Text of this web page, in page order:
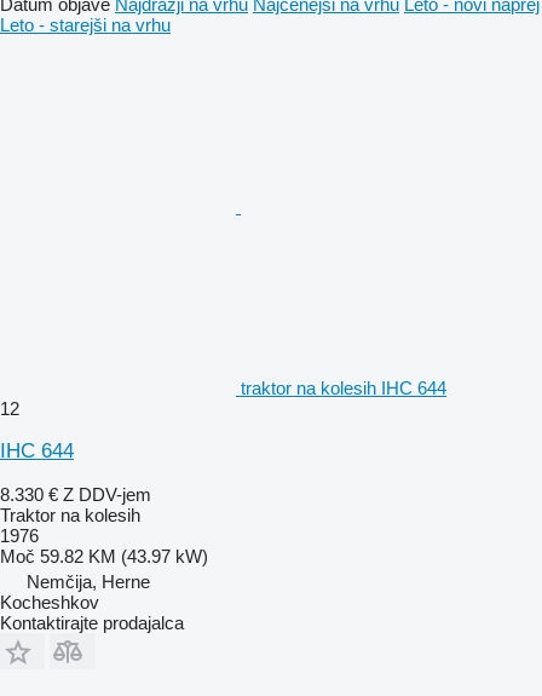
Datum objave Najdražji na vrhu Najcenejši na vrhu Leto - novi naprej
Leto - starejši na vrhu
traktor na kolesih IHC 644
12
IHC 644
8.330 € Z DDV-jem
Traktor na kolesih
1976
Moč 59.82 KM (43.97 kW)
Nemčija, Herne
Kocheshkov
Kontaktirajte prodajalca